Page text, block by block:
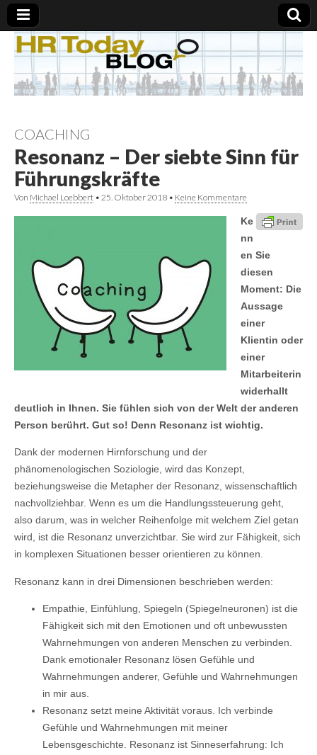
COACHING
Resonanz – Der siebte Sinn für
Führungskräfte
Von Michael Loebbert • 25. Oktober 2018 • Keine Kommentare
Ke
nn
en Sie
diesen
Moment: Die
Aussage
einer
Klientin oder
einer
Mitarbeiterin
widerhallt
deutlich in Ihnen. Sie fühlen sich von der Welt der anderen
Person berührt. Gut so! Denn Resonanz ist wichtig.
Dank der modernen Hirnforschung und der
phänomenologischen Soziologie, wird das Konzept,
beziehungsweise die Metapher der Resonanz, wissenschaftlich
nachvollziehbar. Wenn es um die Handlungssteuerung geht,
also darum, was in welcher Reihenfolge mit welchem Ziel getan
wird, ist die Resonanz unverzichtbar. Sie wird zur Fähigkeit, sich
in komplexen Situationen besser orientieren zu können.
Resonanz kann in drei Dimensionen beschrieben werden:
Empathie, Einfühlung, Spiegeln (Spiegelneuronen) ist die
Fähigkeit sich mit den Emotionen und oft unbewussten
Wahrnehmungen von anderen Menschen zu verbinden.
Dank emotionaler Resonanz lösen Gefühle und
Wahrnehmungen anderer, Gefühle und Wahrnehmungen
in mir aus.
Resonanz setzt meine Aktivität voraus. Ich verbinde
Gefühle und Wahrnehmungen mit meiner
Lebensgeschichte. Resonanz ist Sinneserfahrung: Ich